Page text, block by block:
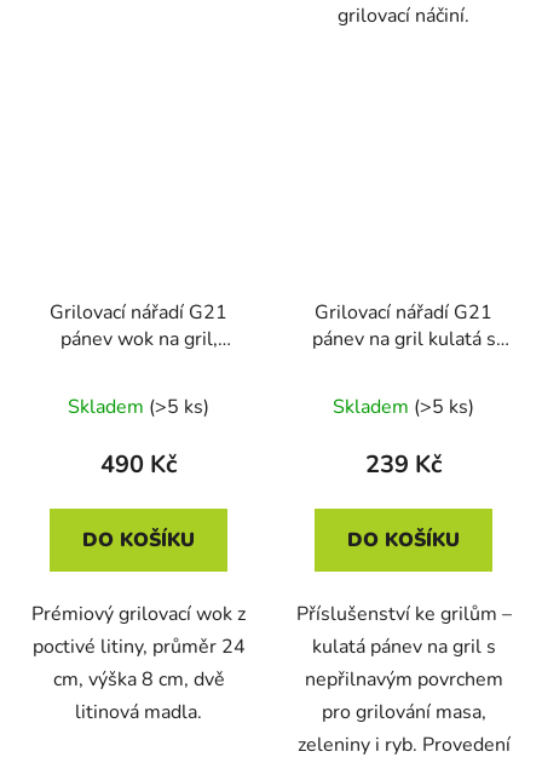
grilovací náčiní.
Grilovací nářadí G21
pánev wok na gril,
Skladem (>5 ks)
490 Kč
DO KOŠÍKU
Prémiový grilovací wok z
poctivé litiny, průměr 24
cm, výška 8 cm, dvě
litinová madla.
Grilovací nářadí G21
pánev na gril kulatá s
Skladem (>5 ks)
239 Kč
DO KOŠÍKU
Příslušenství ke grilům –
kulatá pánev na gril s
nepřilnavým povrchem
pro grilování masa,
zeleniny i ryb. Provedení